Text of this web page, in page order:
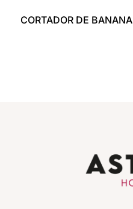
CORTADOR DE BANANA